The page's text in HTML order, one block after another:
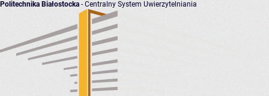
Politechnika Białostocka - Centralny System Uwierzytelniania